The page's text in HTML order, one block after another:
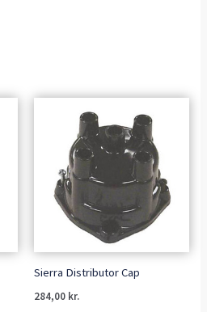
Sierra Distributor Cap
284,00 kr.